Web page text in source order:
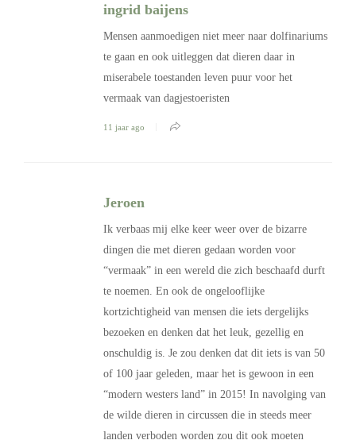
ingrid baijens
Mensen aanmoedigen niet meer naar dolfinariums
te gaan en ook uitleggen dat dieren daar in
miserabele toestanden leven puur voor het
vermaak van dagjestoeristen
11 jaar ago
Jeroen
Ik verbaas mij elke keer weer over de bizarre
dingen die met dieren gedaan worden voor
“vermaak” in een wereld die zich beschaafd durft
te noemen. En ook de ongelooflijke
kortzichtigheid van mensen die iets dergelijks
bezoeken en denken dat het leuk, gezellig en
onschuldig is. Je zou denken dat dit iets is van 50
of 100 jaar geleden, maar het is gewoon in een
“modern westers land” in 2015! In navolging van
de wilde dieren in circussen die in steeds meer
landen verboden worden zou dit ook moeten